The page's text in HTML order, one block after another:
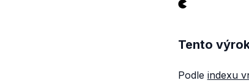
Tento
Podle indexu